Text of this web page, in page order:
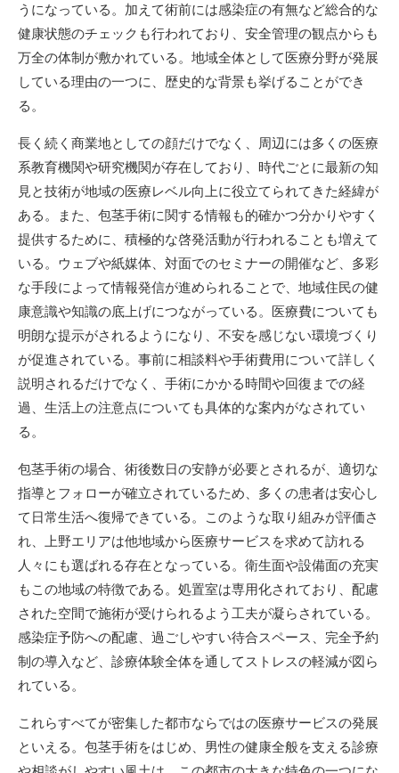
うになっている。加えて術前には感染症の有無など総合的な
健康状態のチェックも行われており、安全管理の観点からも
万全の体制が敷かれている。地域全体として医療分野が発展
している理由の一つに、歴史的な背景も挙げることができ
る。
長く続く商業地としての顔だけでなく、周辺には多くの医療
系教育機関や研究機関が存在しており、時代ごとに最新の知
見と技術が地域の医療レベル向上に役立てられてきた経緯が
ある。また、包茎手術に関する情報も的確かつ分かりやすく
提供するために、積極的な啓発活動が行われることも増えて
いる。ウェブや紙媒体、対面でのセミナーの開催など、多彩
な手段によって情報発信が進められることで、地域住民の健
康意識や知識の底上げにつながっている。医療費についても
明朗な提示がされるようになり、不安を感じない環境づくり
が促進されている。事前に相談料や手術費用について詳しく
説明されるだけでなく、手術にかかる時間や回復までの経
過、生活上の注意点についても具体的な案内がなされてい
る。
包茎手術の場合、術後数日の安静が必要とされるが、適切な
指導とフォローが確立されているため、多くの患者は安心し
て日常生活へ復帰できている。このような取り組みが評価さ
れ、上野エリアは他地域から医療サービスを求めて訪れる
人々にも選ばれる存在となっている。衛生面や設備面の充実
もこの地域の特徴である。処置室は専用化されており、配慮
された空間で施術が受けられるよう工夫が凝らされている。
感染症予防への配慮、過ごしやすい待合スペース、完全予約
制の導入など、診療体験全体を通してストレスの軽減が図ら
れている。
これらすべてが密集した都市ならではの医療サービスの発展
といえる。包茎手術をはじめ、男性の健康全般を支える診療